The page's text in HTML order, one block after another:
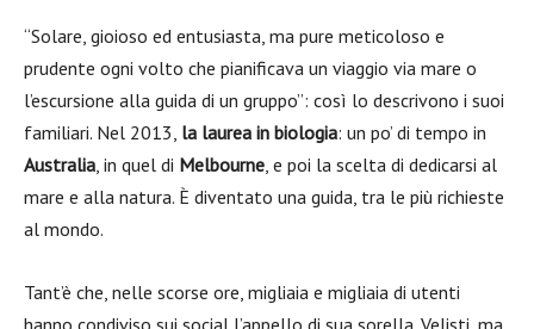
“Solare, gioioso ed entusiasta, ma pure meticoloso e
prudente ogni volto che pianificava un viaggio via mare o
l’escursione alla guida di un gruppo”: così lo descrivono i suoi
familiari. Nel 2013, la laurea in biologia: un po’ di tempo in
Australia, in quel di Melbourne, e poi la scelta di dedicarsi al
mare e alla natura. È diventato una guida, tra le più richieste
al mondo.
Tant’è che, nelle scorse ore, migliaia e migliaia di utenti
hanno condiviso sui social l’appello di sua sorella. Velisti, ma